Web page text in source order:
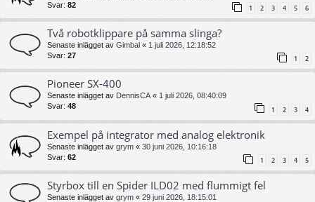
Svar: 82 1 2 3 4 5 6
Två robotklippare på samma slinga?
Senaste inlägget av Gimbal « 1 juli 2026, 12:18:52
Svar: 27 1 2
Pioneer SX-400
Senaste inlägget av DennisCA« 1 juli 2026, 08:40:09
Svar: 48 1 2 3 4
Exempel på integrator med analog elektronik
Senaste inlägget av grym « 30 juni 2026, 10:16:18
Svar: 62 1 2 3 4 5
Styrbox till en Spider ILD02 med flummigt fel
Senaste inlägget av grym « 29 juni 2026, 18:15:01